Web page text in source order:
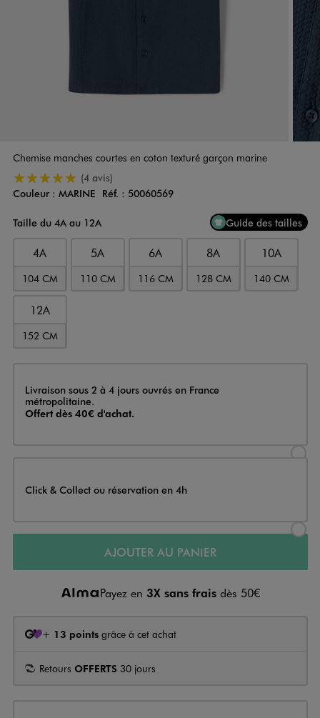
Chemise manches courtes en coton texturé garçon marine
5/5 de moyenne(4 avis)
Couleur
Couleur : MARINE Réf. : 50060569
Taille du 4A au 12A
Guide des tailles
4A
104 CM
5A
110 CM
6A
116 CM
8A
128 CM
10A
140 CM
12A
152 CM
Livraison
Livraison sous 2 à 4 jours ouvrés en France
métropolitaine.
Offert dès 40€ d'achat.
Click & Collect ou réservation en 4h
AJOUTER AU PANIER
Payez en 3X sans frais dès 50€
+ 13 points grâce à cet achat
Retours OFFERTS 30 jours